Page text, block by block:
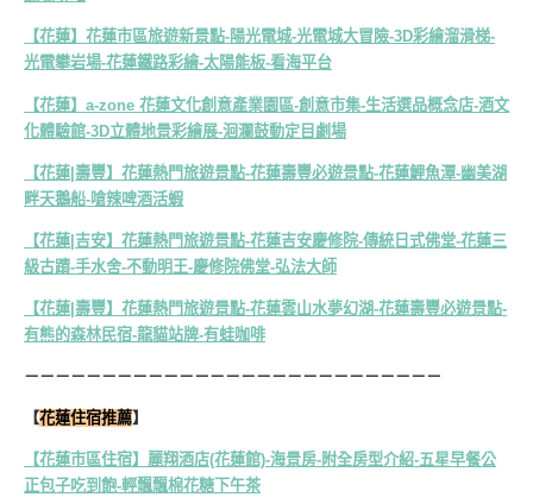
【花蓮】花蓮市區旅遊新景點-陽光電城-光電城大冒險-3D彩繪溜滑梯-
光電攀岩場-花蓮鐵路彩繪-太陽能板-看海平台
【花蓮】a-zone 花蓮文化創意產業園區-創意市集-生活選品概念店-酒文
化體驗館-3D立體地景彩繪展-洄瀾鼓動定目劇場
【花蓮|壽豐】花蓮熱門旅遊景點-花蓮壽豐必遊景點-花蓮鯉魚潭-幽美湖
畔天鵝船-嗆辣啤酒活蝦
【花蓮|吉安】花蓮熱門旅遊景點-花蓮吉安慶修院-傳統日式佛堂-花蓮三
級古蹟-手水舍-不動明王-慶修院佛堂-弘法大師
【花蓮|壽豐】花蓮熱門旅遊景點-花蓮雲山水夢幻湖-花蓮壽豐必遊景點-
有熊的森林民宿-龍貓站牌-有蛙咖啡
－－－－－－－－－－－－－－－－－－－－－－－－－－－
【花蓮住宿推薦】
【花蓮市區住宿】麗翔酒店(花蓮館)-海景房-附全房型介紹-五星早餐公
正包子吃到飽-輕飄飄棉花糖下午茶